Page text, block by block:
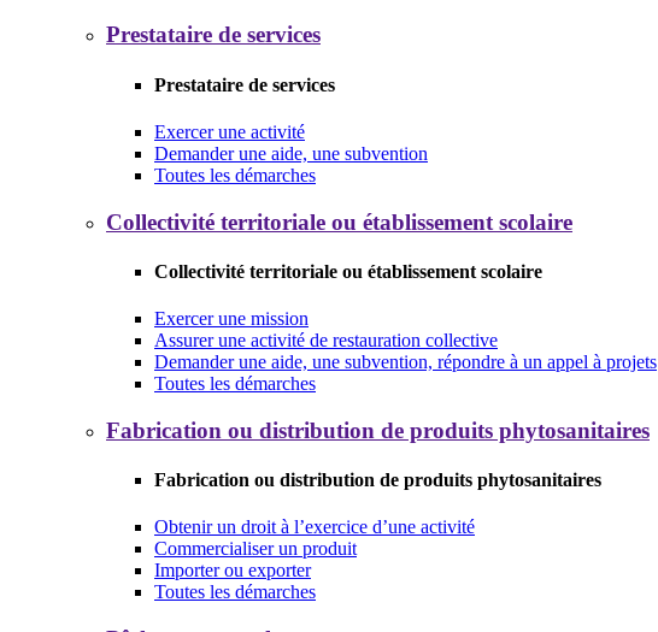
Prestataire de services
Prestataire de services
Exercer une activité
Demander une aide, une subvention
Toutes les démarches
Collectivité territoriale ou établissement scolaire
Collectivité territoriale ou établissement scolaire
Exercer une mission
Assurer une activité de restauration collective
Demander une aide, une subvention, répondre à un appel à projets
Toutes les démarches
Fabrication ou distribution de produits phytosanitaires
Fabrication ou distribution de produits phytosanitaires
Obtenir un droit à l’exercice d’une activité
Commercialiser un produit
Importer ou exporter
Toutes les démarches